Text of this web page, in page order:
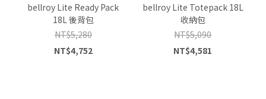
bellroy Lite Ready Pack
18L 後背包
NT$5,280
NT$4,752
bellroy Lite Totepack 18L
收納包
NT$5,090
NT$4,581